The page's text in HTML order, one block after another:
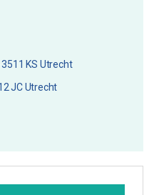
KS Utrecht
JC Utrecht